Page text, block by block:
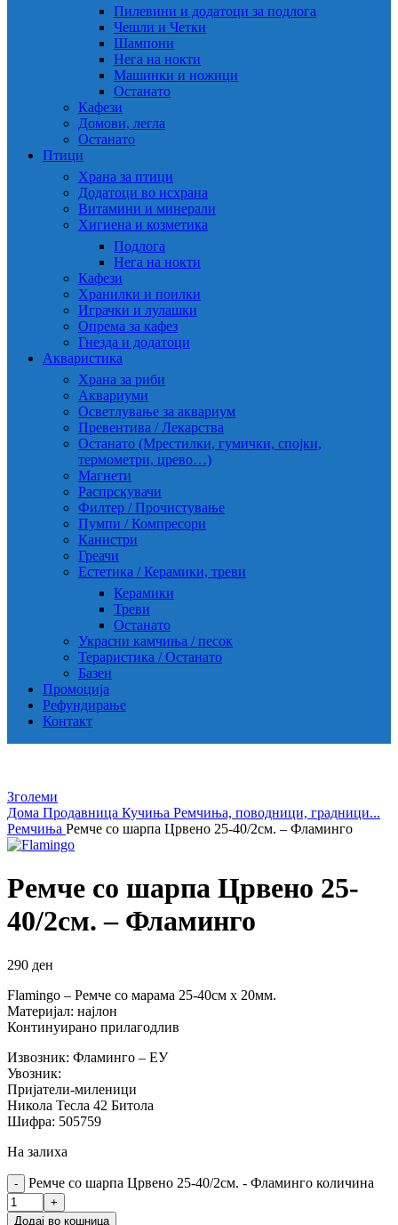
Пилевини и додатоци за подлога
Чешли и Четки
Шампони
Нега на нокти
Машинки и ножици
Останато
Кафези
Домови, легла
Останато
Птици
Храна за птици
Додатоци во исхрана
Витамини и минерали
Хигиена и козметика
Подлога
Нега на нокти
Кафези
Хранилки и поилки
Играчки и лулашки
Опрема за кафез
Гнезда и додатоци
Акваристика
Храна за риби
Аквариуми
Осветлување за аквариум
Превентива / Лекарства
Останато (Мрестилки, гумички, спојки,
термометри, црево…)
Магнети
Распрскувачи
Филтер / Прочистување
Пумпи / Компресори
Канистри
Греачи
Естетика / Керамики, треви
Керамики
Треви
Останато
Украсни камчиња / песок
Тераристика / Останато
Базен
Промоција
Рефундирање
Контакт
Зголеми
Дома Продавница Кучиња Ремчиња, поводници, градници...
Ремчиња Ремче со шарпа Црвено 25-40/2см. – Фламинго
Ремче со шарпа Црвено 25-
40/2см. – Фламинго
290 ден
Flamingo – Ремче со марама 25-40см х 20мм.
Материјал: најлон
Континуирано прилагодлив
Извозник: Фламинго – ЕУ
Увозник:
Пријатели-миленици
Никола Тесла 42 Битола
Шифра: 505759
На залиха
Ремче со шарпа Црвено 25-40/2см. - Фламинго количина
Додај во кошница